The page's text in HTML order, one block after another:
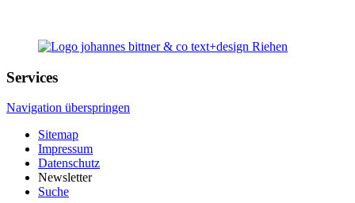
Services
Navigation überspringen
Sitemap
Impressum
Datenschutz
Newsletter
Suche